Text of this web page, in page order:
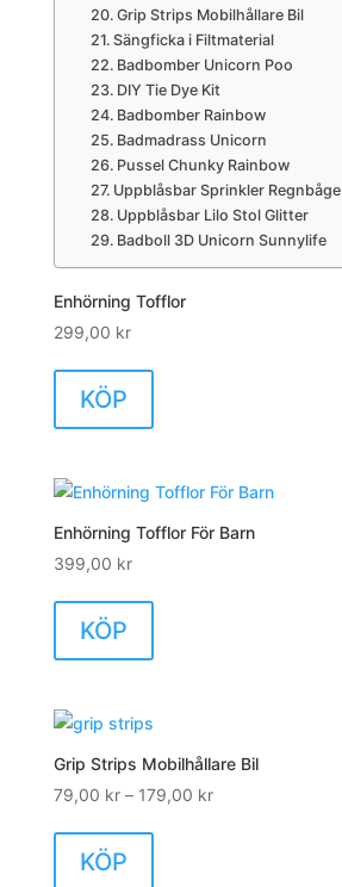
Grip Strips Mobilhållare Bil
Sängficka i Filtmaterial
Badbomber Unicorn Poo
DIY Tie Dye Kit
Badbomber Rainbow
Badmadrass Unicorn
Pussel Chunky Rainbow
Uppblåsbar Sprinkler Regnbåge
Uppblåsbar Lilo Stol Glitter
Badboll 3D Unicorn Sunnylife
Enhörning Tofflor
299,00 kr
KÖP
Enhörning Tofflor För Barn
399,00 kr
KÖP
varianter.
De
alternativen
kan
Grip Strips Mobilhållare Bil
79,00 kr – 179,00 krPrisintervall:
KÖP